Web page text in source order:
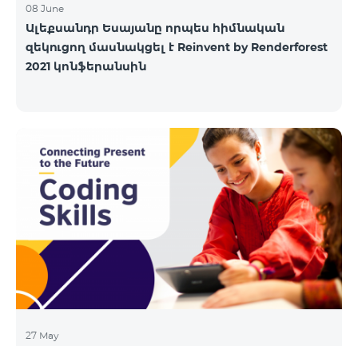
08 June
Ալեքսանդր Եսայանը որպես հիմնական
զեկուցող մասնակցել է Reinvent by Renderforest
2021 կոնֆերանսին
27 May